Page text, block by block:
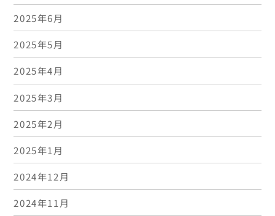
2025年6月
2025年5月
2025年4月
2025年3月
2025年2月
2025年1月
2024年12月
2024年11月